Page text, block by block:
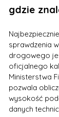
gdzie
sprawdzenia
drogowego
oficjalnego
Ministerstwa
pozwala
wysokość
danych